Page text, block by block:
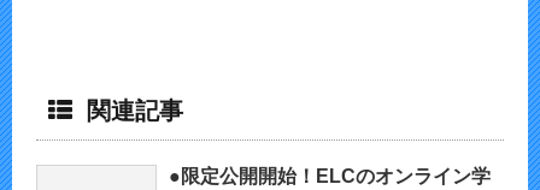
関連記事
●限定公開開始！ELCのオンライン学